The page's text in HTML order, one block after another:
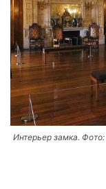
Интерьер замка. Фото: